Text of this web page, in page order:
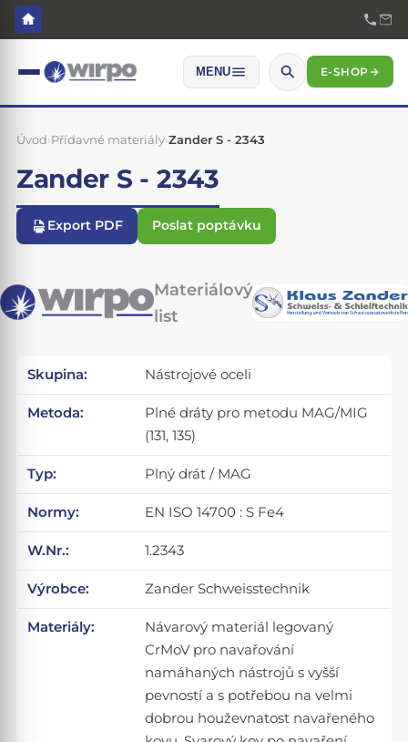
MENU E-SHOP→
Úvod›Přídavné materiály›Zander S - 2343
Zander S - 2343
Export PDF Poslat poptávku
Materiálový
list
Skupina: Nástrojové oceli
Metoda:
Plné dráty pro metodu MAG/MIG
(131, 135)
Typ: Plný drát / MAG
Normy: EN ISO 14700 : S Fe4
W.Nr.: 1.2343
Výrobce: Zander Schweisstechnik
Materiály:
Návarový materiál legovaný
CrMoV pro navařování
namáhaných nástrojů s vyšší
pevností a s potřebou na velmi
dobrou houževnatost navařeného